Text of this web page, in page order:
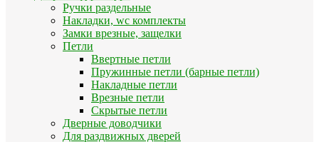
Ручки раздельные
Накладки, wc комплекты
Замки врезные, защелки
Петли
Ввертные петли
Пружинные петли (барные петли)
Накладные петли
Врезные петли
Скрытые петли
Дверные доводчики
Для раздвижных дверей